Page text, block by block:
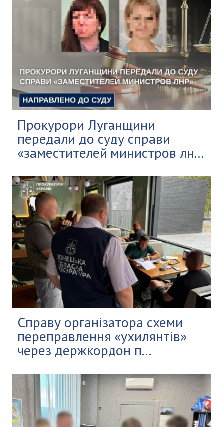
Прокурори Луганщини
передали до суду справи
«заместителей министров лн...
Справу організатора схеми
переправлення «ухилянтів»
через держкордон п...